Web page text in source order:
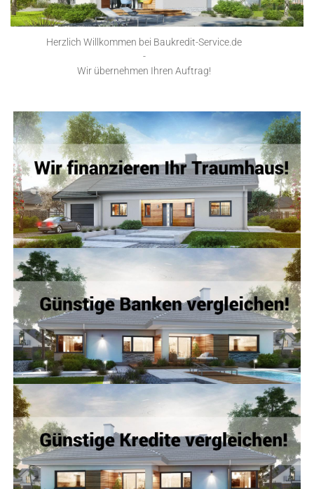
Herzlich Willkommen bei Baukredit-Service.de
-
Wir übernehmen Ihren Auftrag!